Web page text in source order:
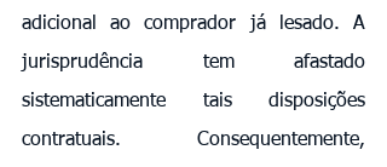
adicional ao comprador já lesado. A
jurisprudência tem afastado
sistematicamente tais disposições
contratuais. Consequentemente,